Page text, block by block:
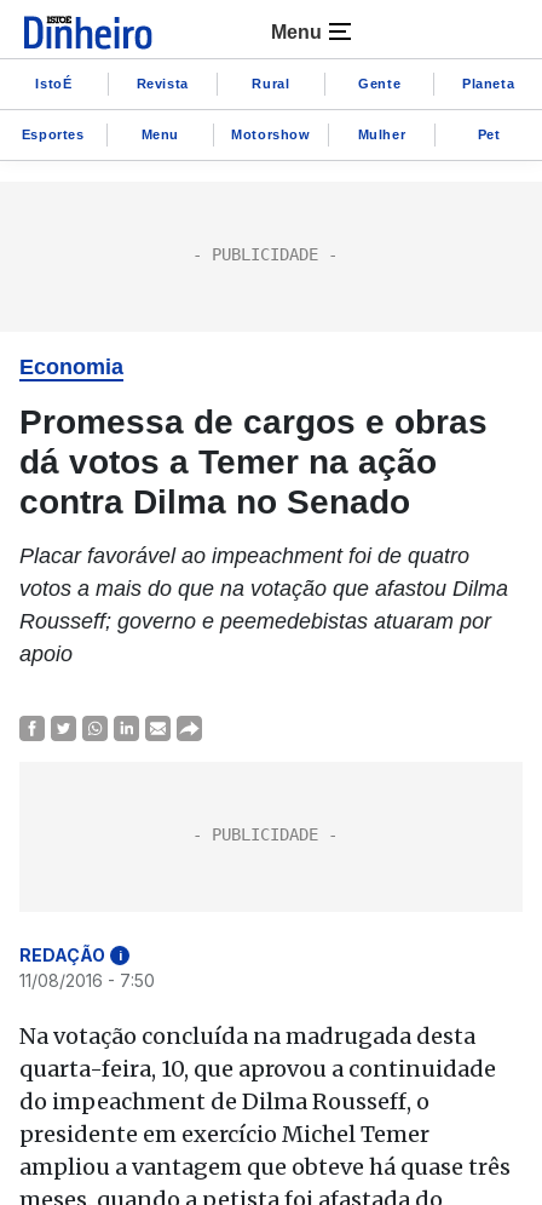
Menu
IstoÉ Revista Rural Gente Planeta
Esportes Menu Motorshow Mulher Pet
Economia
Promessa de cargos e obras
dá votos a Temer na ação
contra Dilma no Senado
Placar favorável ao impeachment foi de quatro
votos a mais do que na votação que afastou Dilma
Rousseff; governo e peemedebistas atuaram por
apoio
REDAÇÃO i
11/08/2016 - 7:50
Na votação concluída na madrugada desta
quarta-feira, 10, que aprovou a continuidade
do impeachment de Dilma Rousseff, o
presidente em exercício Michel Temer
ampliou a vantagem que obteve há quase três